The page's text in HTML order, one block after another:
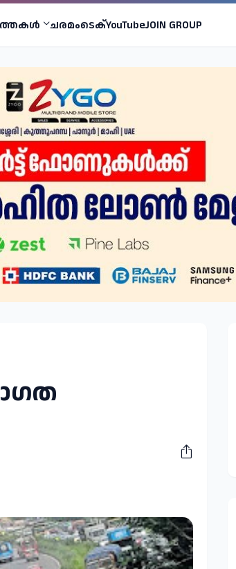
ചരമംടെക്YouTubeJOIN GROUP